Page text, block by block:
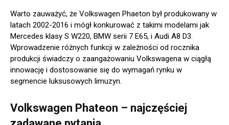
Warto zauważyć, że Volkswagen Phaeton był produkowany w
latach 2002-2016 i mógł konkurować z takimi modelami jak
Mercedes klasy S W220, BMW serii 7 E65, i Audi A8 D3.
Wprowadzenie różnych funkcji w zależności od rocznika
produkcji świadczy o zaangażowaniu Volkswagena w ciągłą
innowację i dostosowanie się do wymagań rynku w
segmencie luksusowych limuzyn.
Volkswagen Phateon – najczęściej